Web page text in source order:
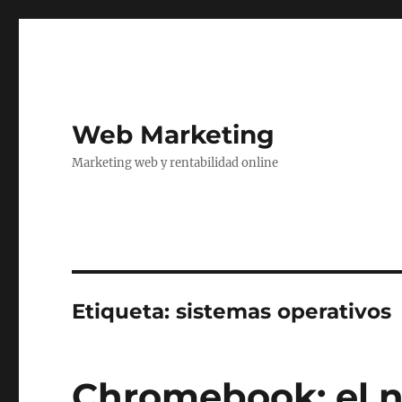
Web Marketing
Marketing web y rentabilidad online
Etiqueta:sistemas operativos